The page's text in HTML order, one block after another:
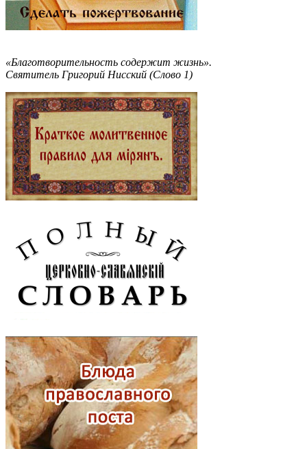
«Благотворительность содержит жизнь».
Святитель Григорий Нисский (Слово 1)